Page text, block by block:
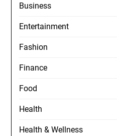
Business
Entertainment
Fashion
Finance
Food
Health
Health & Wellness